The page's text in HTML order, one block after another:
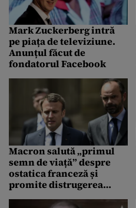
Mark Zuckerberg intră
pe piața de televiziune.
Anunțul făcut de
fondatorul Facebook
Macron salută „primul
semn de viață” despre
ostatica franceză și
promite distrugerea